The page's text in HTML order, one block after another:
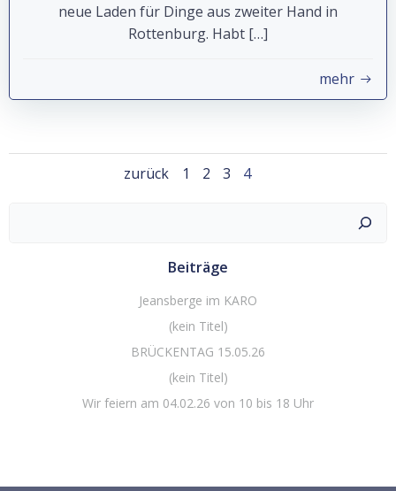
neue Laden für Dinge aus zweiter Hand in
Rottenburg. Habt […]
mehr
Posts
zurück
Posts
Page
1 Page
2 Page
3 Page
4
Beiträge
Jeansberge im KARO
(kein Titel)
BRÜCKENTAG 15.05.26
(kein Titel)
Wir feiern am 04.02.26 von 10 bis 18 Uhr